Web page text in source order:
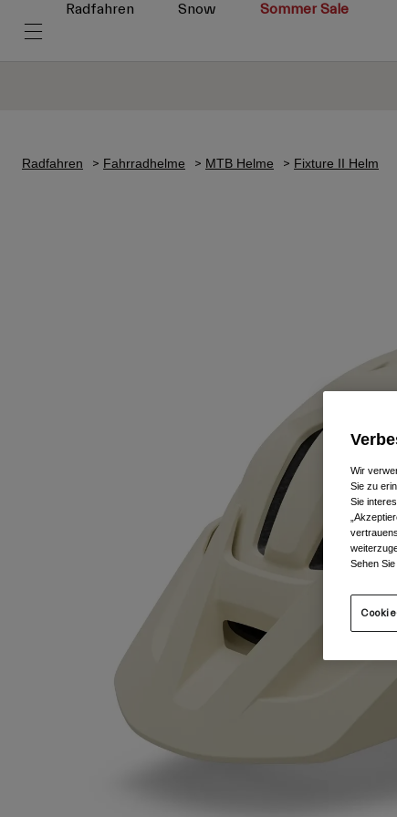
Radfahren Snow Sommer Sale
Radfahren Fahrradhelme MTB Helme Fixture II Helm
Wir
Sie zu
Sie
Sehen